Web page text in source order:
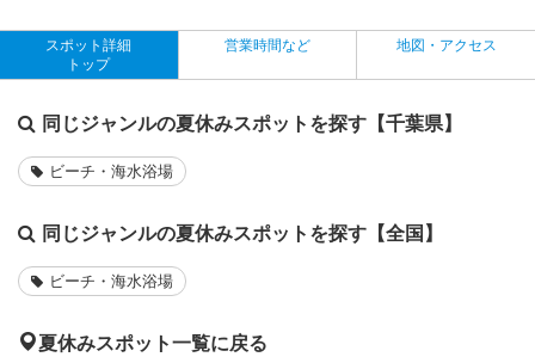
スポット詳細
トップ
営業時間など 地図・アクセス
同じジャンルの夏休みスポットを探す【千葉県】
ビーチ・海水浴場
同じジャンルの夏休みスポットを探す【全国】
ビーチ・海水浴場
夏休みスポット一覧に戻る